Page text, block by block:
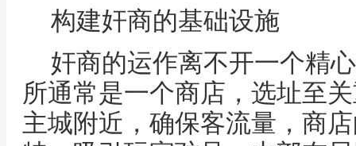
构建奸商的基础设施
奸商的运作离不开一个精
所通常是一个商店，选址至
主城附近，确保客流量，商